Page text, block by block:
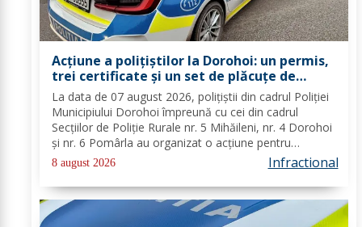
Acțiune a polițiștilor la Dorohoi: un permis,
trei certificate și un set de plăcuțe de
înmatriculare reținute
La data de 07 august 2026, polițiștii din cadrul Poliției
Municipiului Dorohoi împreună cu cei din cadrul
Secțiilor de Poliție Rurale nr. 5 Mihăileni, nr. 4 Dorohoi
și nr. 6 Pomârla au organizat o acțiune pentru
prevenirea și combaterea faptelor de natură penală și
contravențională, verificarea...
8 august 2026 Infractional